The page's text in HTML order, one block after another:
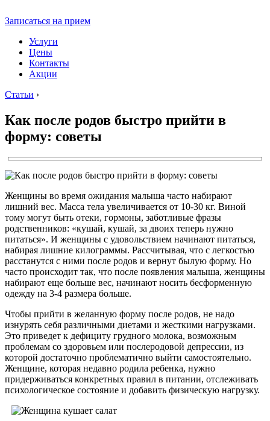
Записаться на прием
Услуги
Цены
Контакты
Акции
Статьи ›
Как после родов быстро прийти в
форму: советы
Женщины во время ожидания малыша часто набирают
лишний вес. Масса тела увеличивается от 10-30 кг. Виной
тому могут быть отеки, гормоны, заботливые фразы
родственников: «кушай, кушай, за двоих теперь нужно
питаться». И женщины с удовольствием начинают питаться,
набирая лишние килограммы. Рассчитывая, что с легкостью
расстанутся с ними после родов и вернут былую форму. Но
часто происходит так, что после появления малыша, женщины
набирают еще больше вес, начинают носить бесформенную
одежду на 3-4 размера больше.
Чтобы прийти в желанную форму после родов, не надо
изнурять себя различными диетами и жесткими нагрузками.
Это приведет к дефициту грудного молока, возможным
проблемам со здоровьем или послеродовой депрессии, из
которой достаточно проблематично выйти самостоятельно.
Женщине, которая недавно родила ребенка, нужно
придерживаться конкретных правил в питании, отслеживать
психологическое состояние и добавить физическую нагрузку.